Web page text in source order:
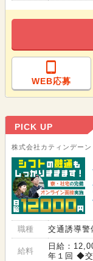
WEB応募
PICK UP
株式会社カティンデーン
職種 交通誘導警
給料
日給：
年１回 ◆交